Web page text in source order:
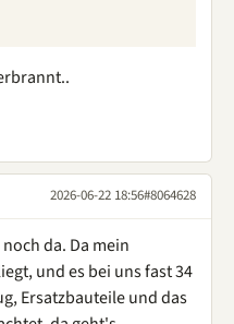
2026-06-22 18:56#8064628
da. Da mein
und es bei uns fast 34
Ersatzbauteile und das